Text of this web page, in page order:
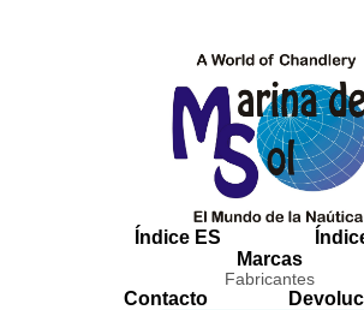
Índice ES
Marcas
Fabricantes
Contacto